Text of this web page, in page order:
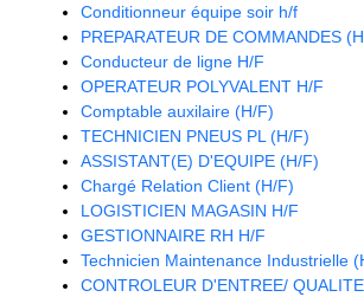
Conditionneur équipe soir h/f
PREPARATEUR DE COMMANDES
Conducteur de ligne H/F
OPERATEUR POLYVALENT H/F
Comptable auxilaire (H/F)
TECHNICIEN PNEUS PL (H/F)
ASSISTANT(E) D'EQUIPE (H/F)
Chargé Relation Client (H/F)
LOGISTICIEN MAGASIN H/F
GESTIONNAIRE RH H/F
Technicien Maintenance Industrielle
CONTROLEUR D'ENTREE/